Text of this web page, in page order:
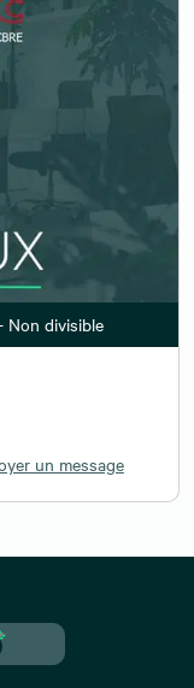
Non divisible
un message